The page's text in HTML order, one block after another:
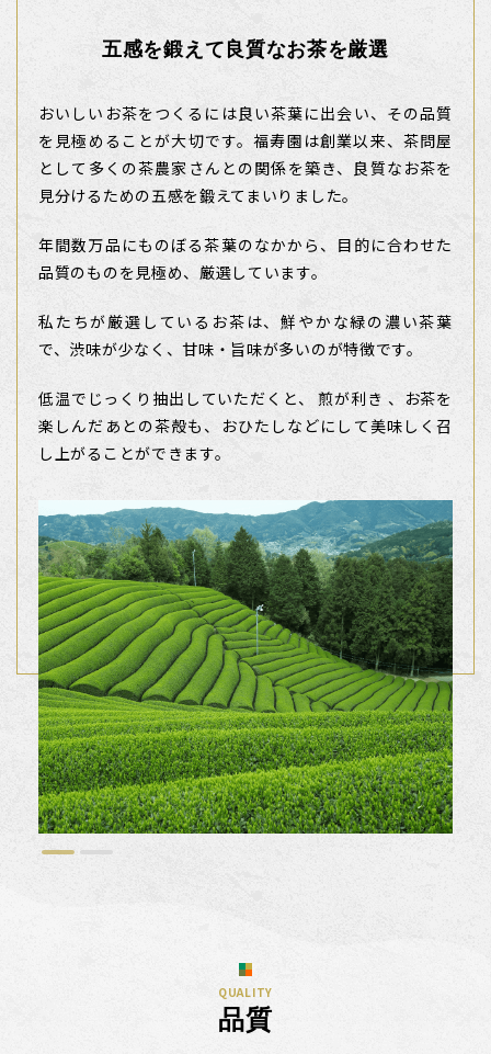
五感を鍛えて良質なお茶を厳選
おいしいお茶をつくるには良い茶葉に出会い、その品質
を見極めることが大切です。福寿園は創業以来、茶問屋
として多くの茶農家さんとの関係を築き、良質なお茶を
見分けるための五感を鍛えてまいりました。
年間数万品にものぼる茶葉のなかから、目的に合わせた
品質のものを見極め、厳選しています。
私たちが厳選しているお茶は、鮮やかな緑の濃い茶葉
で、渋味が少なく、甘味・旨味が多いのが特徴です。
低温でじっくり抽出していただくと、 煎が利き 、お茶を
楽しんだあとの茶殻も、おひたしなどにして美味しく召
し上がることができます。
QUALITY
品質